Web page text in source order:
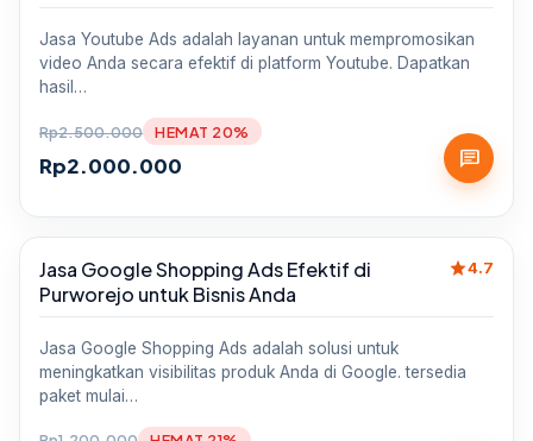
Jasa Youtube Ads adalah layanan untuk mempromosikan
video Anda secara efektif di platform Youtube. Dapatkan
hasil…
Rp2.500.000
Rp2.000.000
HEMAT 20%
chat
Sale
Jasa Google Shopping Ads Efektif di
Purworejo untuk Bisnis Anda
star4.7
Jasa Google Shopping Ads adalah solusi untuk
meningkatkan visibilitas produk Anda di Google. tersedia
paket mulai…